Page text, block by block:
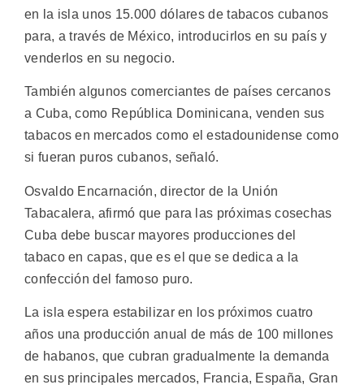
en la isla unos 15.000 dólares de tabacos cubanos
para, a través de México, introducirlos en su país y
venderlos en su negocio.
También algunos comerciantes de países cercanos
a Cuba, como República Dominicana, venden sus
tabacos en mercados como el estadounidense como
si fueran puros cubanos, señaló.
Osvaldo Encarnación, director de la Unión
Tabacalera, afirmó que para las próximas cosechas
Cuba debe buscar mayores producciones del
tabaco en capas, que es el que se dedica a la
confección del famoso puro.
La isla espera estabilizar en los próximos cuatro
años una producción anual de más de 100 millones
de habanos, que cubran gradualmente la demanda
en sus principales mercados, Francia, España, Gran